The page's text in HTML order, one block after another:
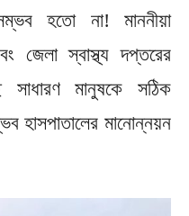
হতো না! মাননীয়া
জেলা স্বাস্থ্য দপ্তরের
সাধারণ মানুষকে সঠিক
হাসপাতালের মানোন্নয়ন